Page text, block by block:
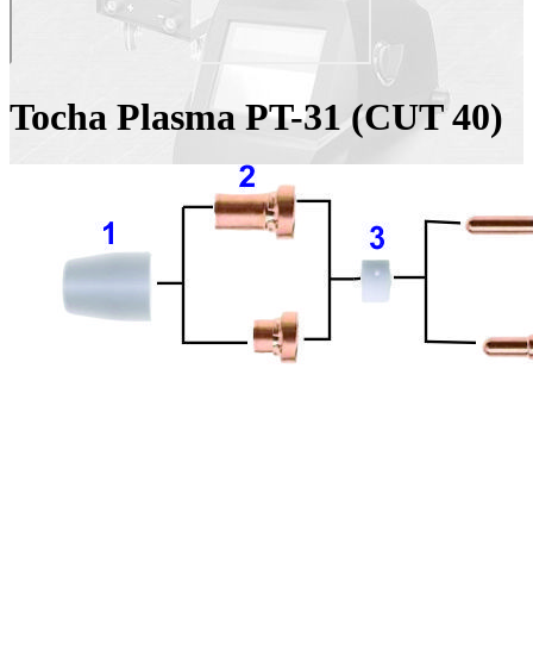
Tocha Plasma PT-31 (CUT 40)